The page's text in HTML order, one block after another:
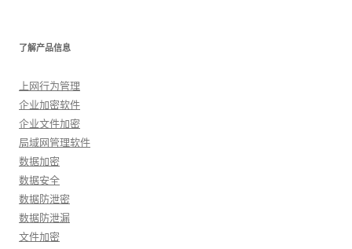
了解产品信息
上网行为管理
企业加密软件
企业文件加密
局域网管理软件
数据加密
数据安全
数据防泄密
数据防泄漏
文件加密